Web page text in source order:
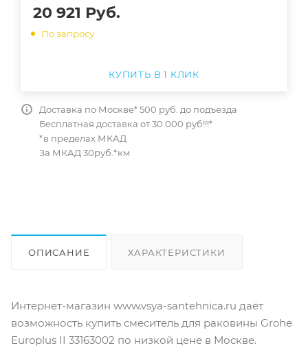
20 921 Руб.
По запросу
КУПИТЬ В 1 КЛИК
Доставка по Москве* 500 руб. до подъезда
Бесплатная доставка от 30.000 руб!!!*
*в пределах МКАД
За МКАД 30руб.*км
ОПИСАНИЕ ХАРАКТЕРИСТИКИ
Интернет-магазин www.vsya-santehnica.ru даёт
возможность купить смеситель для раковины Grohe
Europlus II 33163002 по низкой цене в Москве.